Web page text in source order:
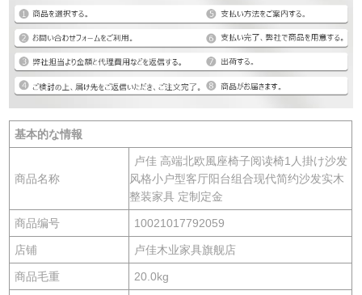
基本的な情報
商品名称
卢佳 高端北欧風座椅子阅读椅1人掛け沙发
风格小户型客厅阳台组合现代简约沙发实木
整装家具 定制定金
商品编号 10021017792059
店铺 卢佳木业家具旗舰店
商品毛重 20.0kg